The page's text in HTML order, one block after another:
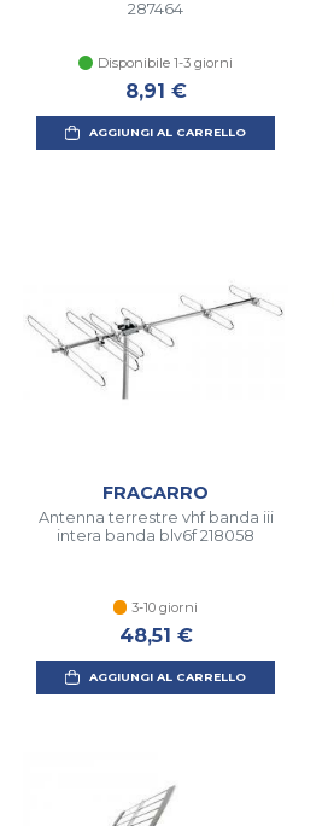
287464
Disponibile 1-3 giorni
8,91 €
AGGIUNGI AL CARRELLO
FRACARRO
Antenna terrestre vhf banda iii
intera banda blv6f 218058
3-10 giorni
48,51 €
AGGIUNGI AL CARRELLO